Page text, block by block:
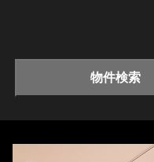
物件検索